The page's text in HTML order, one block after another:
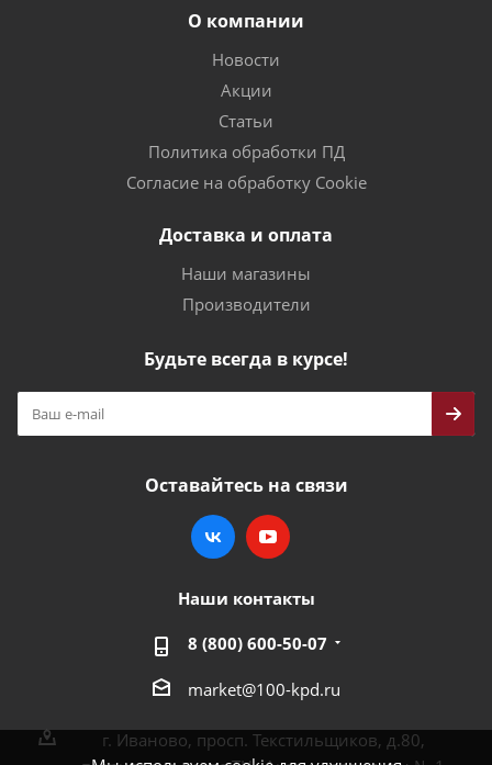
О компании
Новости
Акции
Статьи
Политика обработки ПД
Согласие на обработку Cookie
Доставка и оплата
Наши магазины
Производители
Будьте всегда в курсе!
Оставайтесь на связи
Наши контакты
8 (800) 600-50-07
market@100-kpd.ru
г. Иваново, просп. Текстильщиков, д.80,